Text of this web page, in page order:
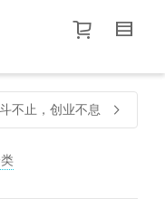
价格介于
.
不止，创业不息